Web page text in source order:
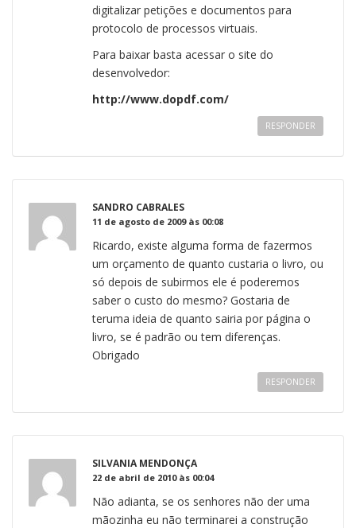
digitalizar petições e documentos para
protocolo de processos virtuais.
Para baixar basta acessar o site do
desenvolvedor:
http://www.dopdf.com/
RESPONDER
SANDRO CABRALES
11 de agosto de 2009 às 00:08
Ricardo, existe alguma forma de fazermos
um orçamento de quanto custaria o livro, ou
só depois de subirmos ele é poderemos
saber o custo do mesmo? Gostaria de
teruma ideia de quanto sairia por página o
livro, se é padrão ou tem diferenças.
Obrigado
RESPONDER
SILVANIA MENDONÇA
22 de abril de 2010 às 00:04
Não adianta, se os senhores não der uma
mãozinha eu não terminarei a construção